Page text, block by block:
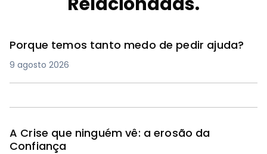
Porque temos tanto medo de pedir ajuda?
9 agosto 2026
A Crise que ninguém vê: a erosão da
Confiança